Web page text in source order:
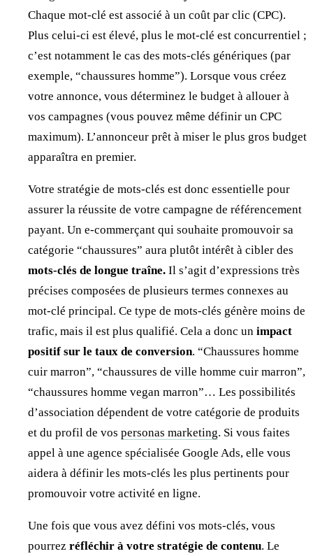
Chaque mot-clé est associé à un coût par clic (CPC).
Plus celui-ci est élevé, plus le mot-clé est concurrentiel ;
c’est notamment le cas des mots-clés génériques (par
exemple, “chaussures homme”). Lorsque vous créez
votre annonce, vous déterminez le budget à allouer à
vos campagnes (vous pouvez même définir un CPC
maximum). L’annonceur prêt à miser le plus gros budget
apparaîtra en premier.
Votre stratégie de mots-clés est donc essentielle pour
assurer la réussite de votre campagne de référencement
payant. Un e-commerçant qui souhaite promouvoir sa
catégorie “chaussures” aura plutôt intérêt à cibler des
mots-clés de longue traîne. Il s’agit d’expressions très
précises composées de plusieurs termes connexes au
mot-clé principal. Ce type de mots-clés génère moins de
trafic, mais il est plus qualifié. Cela a donc un impact
positif sur le taux de conversion. “Chaussures homme
cuir marron”, “chaussures de ville homme cuir marron”,
“chaussures homme vegan marron”… Les possibilités
d’association dépendent de votre catégorie de produits
et du profil de vos personas marketing. Si vous faites
appel à une agence spécialisée Google Ads, elle vous
aidera à définir les mots-clés les plus pertinents pour
promouvoir votre activité en ligne.
Une fois que vous avez défini vos mots-clés, vous
pourrez réfléchir à votre stratégie de contenu. Le